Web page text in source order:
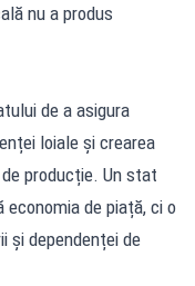
nu a produs
de a asigura
loiale și crearea
producție. Un stat
de piață, ci o
și dependenței de